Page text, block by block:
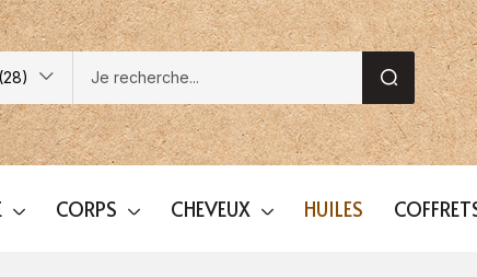
CORPS CHEVEUX HUILES